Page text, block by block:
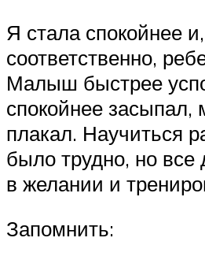
Я стала спокойнее и,
соответственно,
Малыш быстрее
спокойнее
плакал. Научиться
было трудно, но все
в желании и
Запомнить: